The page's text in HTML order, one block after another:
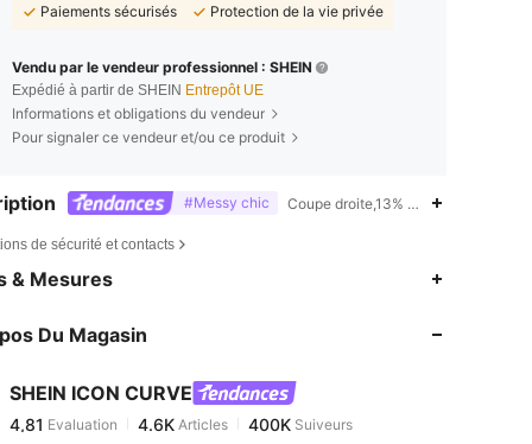
Paiements sécurisés
Protection de la vie privée
Vendu par le vendeur professionnel : SHEIN
Expédié à partir de SHEIN Entrepôt UE
Informations et obligations du vendeur
Pour signaler ce vendeur et/ou ce produit
#Messy chic Coupe droite,13% Viscose,5%
de sécurité et contacts
& Mesures
Du Magasin
SHEIN ICON CURVE
4,81
4.6K
4,81Evaluation 4.6KArticles 400KSuiveurs
r***oest en train de naviguer